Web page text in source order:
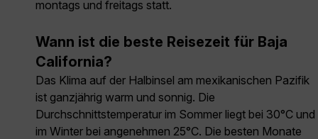
montags und freitags statt.
Wann ist die beste Reisezeit für Baja
California?
Das Klima auf der Halbinsel am mexikanischen Pazifik
ist ganzjährig warm und sonnig. Die
Durchschnittstemperatur im Sommer liegt bei 30°C und
im Winter bei angenehmen 25°C. Die besten Monate